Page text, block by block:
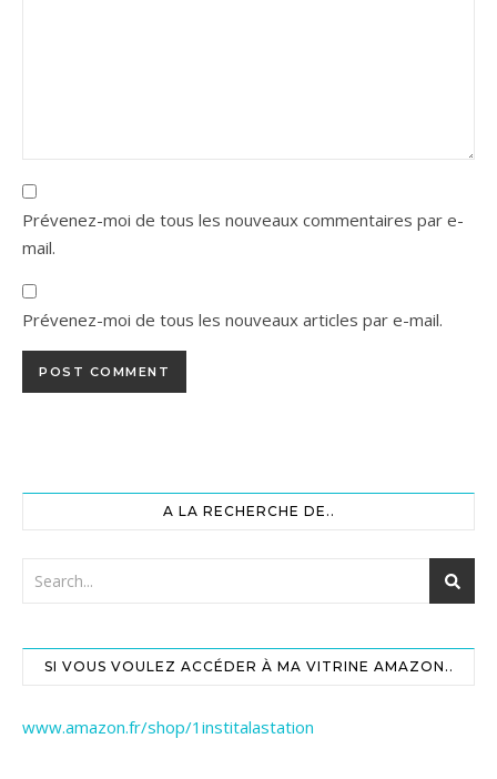
Prévenez-moi de tous les nouveaux commentaires par e-
mail.
Prévenez-moi de tous les nouveaux articles par e-mail.
A LA RECHERCHE DE..
SI VOUS VOULEZ ACCÉDER À MA VITRINE AMAZON..
www.amazon.fr/shop/1institalastation